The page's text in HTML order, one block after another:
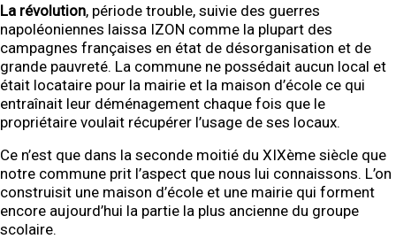
La révolution, période trouble, suivie des guerres
napoléoniennes laissa IZON comme la plupart des
campagnes françaises en état de désorganisation et de
grande pauvreté. La commune ne possédait aucun local et
était locataire pour la mairie et la maison d’école ce qui
entraînait leur déménagement chaque fois que le
propriétaire voulait récupérer l’usage de ses locaux.
Ce n’est que dans la seconde moitié du XIXème siècle que
notre commune prit l’aspect que nous lui connaissons. L’on
construisit une maison d’école et une mairie qui forment
encore aujourd’hui la partie la plus ancienne du groupe
scolaire.